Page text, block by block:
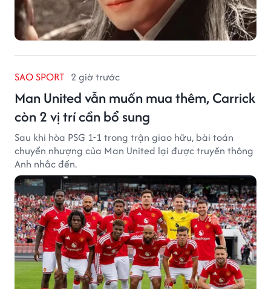
SAO SPORT 2 giờ trước
Man United vẫn muốn mua thêm, Carrick
còn 2 vị trí cần bổ sung
Sau khi hòa PSG 1-1 trong trận giao hữu, bài toán
chuyển nhượng của Man United lại được truyền thông
Anh nhắc đến.